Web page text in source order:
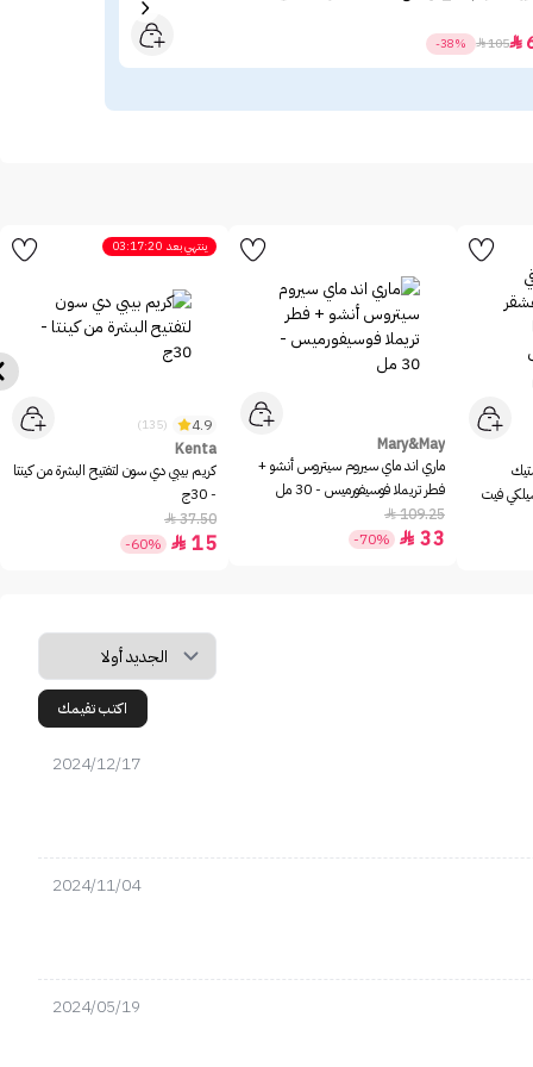

105

-38%
فيت
Mary&May
ماري اند ماي سيروم سيتروس أنشو +
فطر تريملا فوسيفورميس - 30 مل
109.25

33

-70%
ينتهي بعد 03:17:20
4.9
(135)
Kenta
كريم بيبي دي سون لتفتيح البشرة من كينتا
- 30ج
37.50

15

-60%
اكتب تقيمك
2024/12/17
2024/11/04
2024/05/19